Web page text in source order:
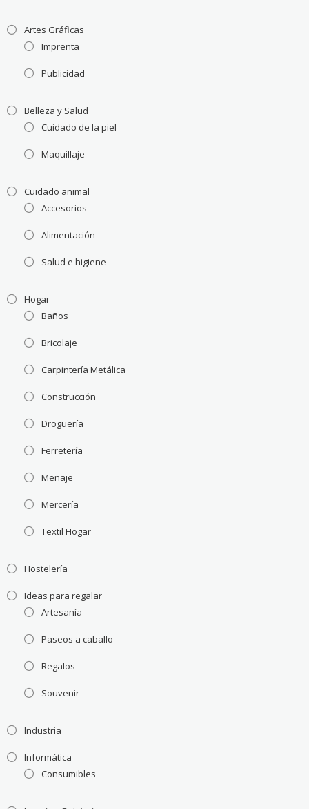
Artes Gráficas
Imprenta
Publicidad
Belleza y Salud
Cuidado de la piel
Maquillaje
Cuidado animal
Accesorios
Alimentación
Salud e higiene
Hogar
Baños
Bricolaje
Carpintería Metálica
Construcción
Droguería
Ferretería
Menaje
Mercería
Textil Hogar
Hostelería
Ideas para regalar
Artesanía
Paseos a caballo
Regalos
Souvenir
Industria
Informática
Consumibles